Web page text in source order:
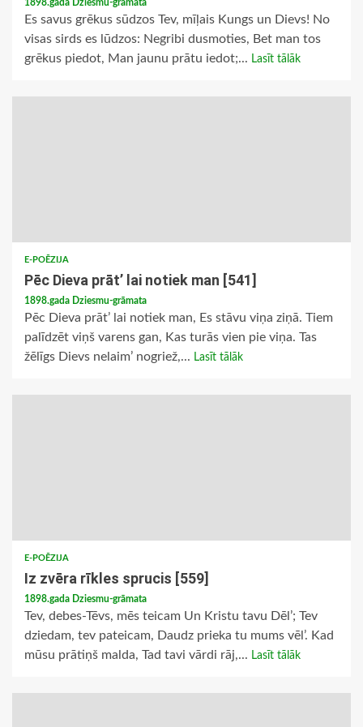
1898.gada Dziesmu-grāmata
Es savus grēkus sūdzos Tev, mīļais Kungs un Dievs! No
visas sirds es lūdzos: Negribi dusmoties, Bet man tos
grēkus piedot, Man jaunu prātu iedot;... Lasīt tālāk
E-POĒZIJA
Pēc Dieva prāt’ lai notiek man [541]
1898.gada Dziesmu-grāmata
Pēc Dieva prāt’ lai notiek man, Es stāvu viņa ziņā. Tiem
palīdzēt viņš varens gan, Kas turās vien pie viņa. Tas
žēlīgs Dievs nelaim’ nogriež,... Lasīt tālāk
E-POĒZIJA
Iz zvēra rīkles sprucis [559]
1898.gada Dziesmu-grāmata
Tev, debes-Tēvs, mēs teicam Un Kristu tavu Dēl’; Tev
dziedam, tev pateicam, Daudz prieka tu mums vēl’. Kad
mūsu prātiņš malda, Tad tavi vārdi rāj,... Lasīt tālāk